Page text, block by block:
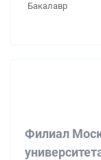
Бакалавр
Филиал